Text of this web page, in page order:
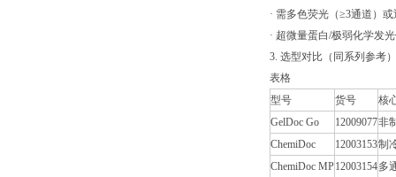
· 需多色荧光（≥3通道）
· 超微量蛋白/极弱化学发
3. 选型对比（同系列参考）
表格
型号
货号
核
GelDoc Go
12009077非
ChemiDoc
12003153制
ChemiDoc MP12003154多